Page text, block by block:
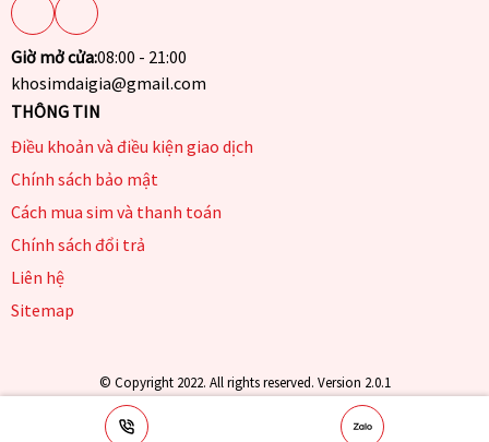
Giờ mở cửa:08:00 - 21:00
khosimdaigia@gmail.com
THÔNG TIN
Điều khoản và điều kiện giao dịch
Chính sách bảo mật
Cách mua sim và thanh toán
Chính sách đổi trả
Liên hệ
Sitemap
© Copyright 2022. All rights reserved. Version 2.0.1